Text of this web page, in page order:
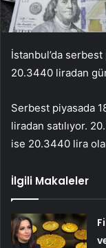
İstanbul’da
20.3440 liradan
Serbest piyasada
liradan satılıyor.
ise 20.3440 lira
İlgili Makaleler